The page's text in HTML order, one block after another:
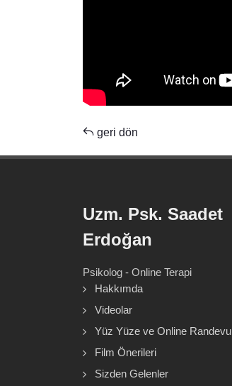
geri dön
Uzm. Psk. Saadet
Erdoğan
Psikolog - Online Terapi
Hakkımda
Videolar
Yüz Yüze ve Online Randevu
Film Önerileri
Sizden Gelenler